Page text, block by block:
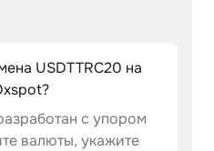
USDTTRC20 на
с упором
валюты, укажите